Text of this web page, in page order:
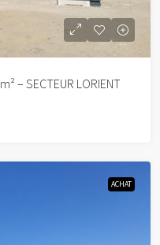
– SECTEUR LORIENT
ACHAT